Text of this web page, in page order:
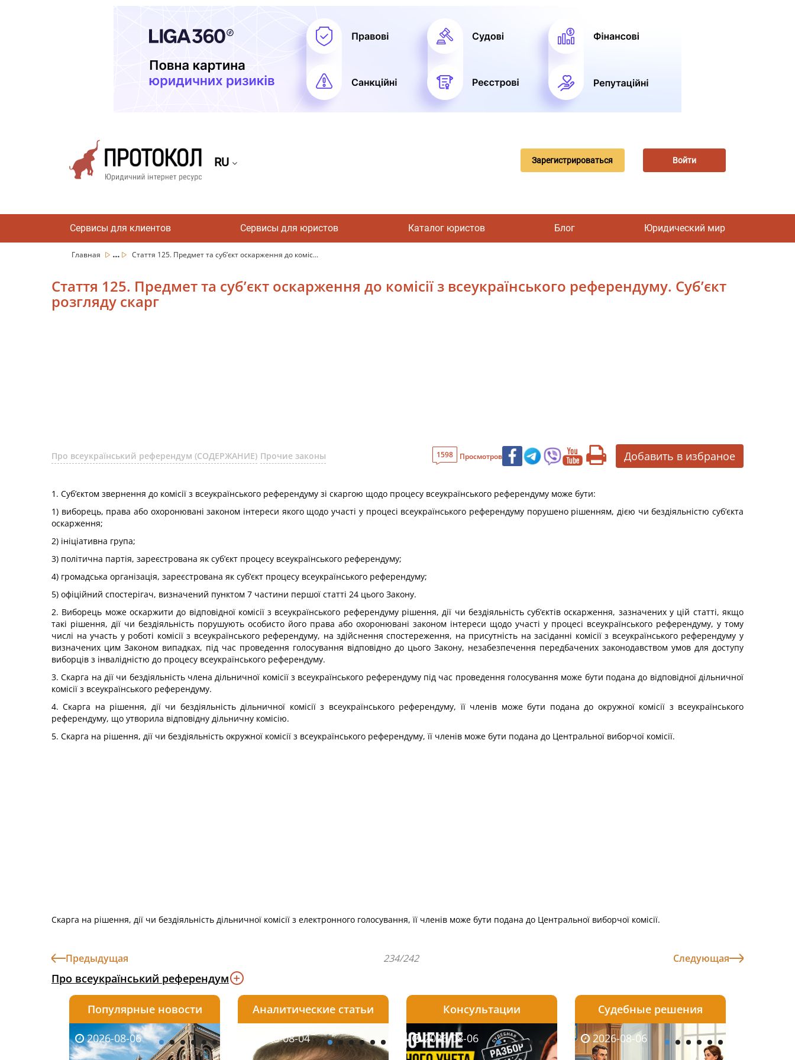
RU Зарегистрироваться Войти
Сервисы для клиентов Сервисы для юристов Каталог юристов Блог Юридический мир
Главная ... Стаття 125. Предмет та суб’єкт оскарження до коміс...
Стаття 125. Предмет та суб’єкт оскарження до комісії з всеукраїнського референдуму. Суб’єкт
розгляду скарг
Про всеукраїнський референдум (СОДЕРЖАНИЕ) Прочие законы 1598 Просмотров Добавить в избраное
1. Суб’єктом звернення до комісії з всеукраїнського референдуму зі скаргою щодо процесу всеукраїнського референдуму може бути:
1) виборець, права або охоронювані законом інтереси якого щодо участі у процесі всеукраїнського референдуму порушено рішенням, дією чи бездіяльністю суб’єкта
оскарження;
2) ініціативна група;
3) політична партія, зареєстрована як суб’єкт процесу всеукраїнського референдуму;
4) громадська організація, зареєстрована як суб’єкт процесу всеукраїнського референдуму;
5) офіційний спостерігач, визначений пунктом 7 частини першої статті 24 цього Закону.
2. Виборець може оскаржити до відповідної комісії з всеукраїнського референдуму рішення, дії чи бездіяльність суб’єктів оскарження, зазначених у цій статті, якщо
такі рішення, дії чи бездіяльність порушують особисто його права або охоронювані законом інтереси щодо участі у процесі всеукраїнського референдуму, у тому
числі на участь у роботі комісії з всеукраїнського референдуму, на здійснення спостереження, на присутність на засіданні комісії з всеукраїнського референдуму у
визначених цим Законом випадках, під час проведення голосування відповідно до цього Закону, незабезпечення передбачених законодавством умов для доступу
виборців з інвалідністю до процесу всеукраїнського референдуму.
3. Скарга на дії чи бездіяльність члена дільничної комісії з всеукраїнського референдуму під час проведення голосування може бути подана до відповідної дільничної
комісії з всеукраїнського референдуму.
4. Скарга на рішення, дії чи бездіяльність дільничної комісії з всеукраїнського референдуму, її членів може бути подана до окружної комісії з всеукраїнського
референдуму, що утворила відповідну дільничну комісію.
5. Скарга на рішення, дії чи бездіяльність окружної комісії з всеукраїнського референдуму, її членів може бути подана до Центральної виборчої комісії.
Скарга на рішення, дії чи бездіяльність дільничної комісії з електронного голосування, її членів може бути подана до Центральної виборчої комісії.
Предыдущая 234/242 Следующая
Про всеукраїнський референдум
Популярные новости
2026-08-06 2026-08-06 2026-08-06 2026-08-05 2026-08-05
Аналитические статьи
2026-08-03 2026-08-04 2026-08-04 2026-08-03 2026-08-03
Консультации
2026-08-05 2026-08-06 2026-08-06 2026-08-06
Судебные решения
2026-07-30 2026-08-06